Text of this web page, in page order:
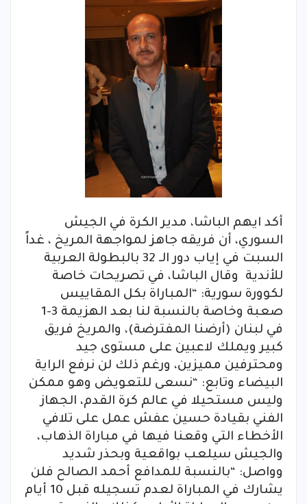
أكد ايهم الباشا، مدير الكرة في الجيش
السوري، أن فريقه جاهز لمواجهة المريخ ، غداً
السبت في إياب دور الـ 32 بالبطولة العربية
للأندية وقال الباشا، في تصريحات خاصة
لكوورة سورية: “المباراة بكل المقاييس
صعبة وخاصة بالنسبة لنا بعد الهزيمة 3-1
في لبنان (أرضنا المفترضة)، والمريخ فريق
كبير ويملك لاعبين على مستوى جيد
ومحترفين مميزين، ورغم ذلك لن نرفع الراية
البيضاء وتابع: “نسعى للتعويض وهو ممكن
وليس مستحيلا في عالم كرة القدم، الجهاز
الفني بقيادة حسين عفش عمل على تلافي
الأخطاء التي وقعنا فيها في مباراة الذهاب،
والجيش سيلعب بواقعية وبحذر شديد
وواصل: “بالنسبة للمدافع أحمد الصالح فلن
يشارك في المباراة لعدم تسجيله قبل 10 أيام